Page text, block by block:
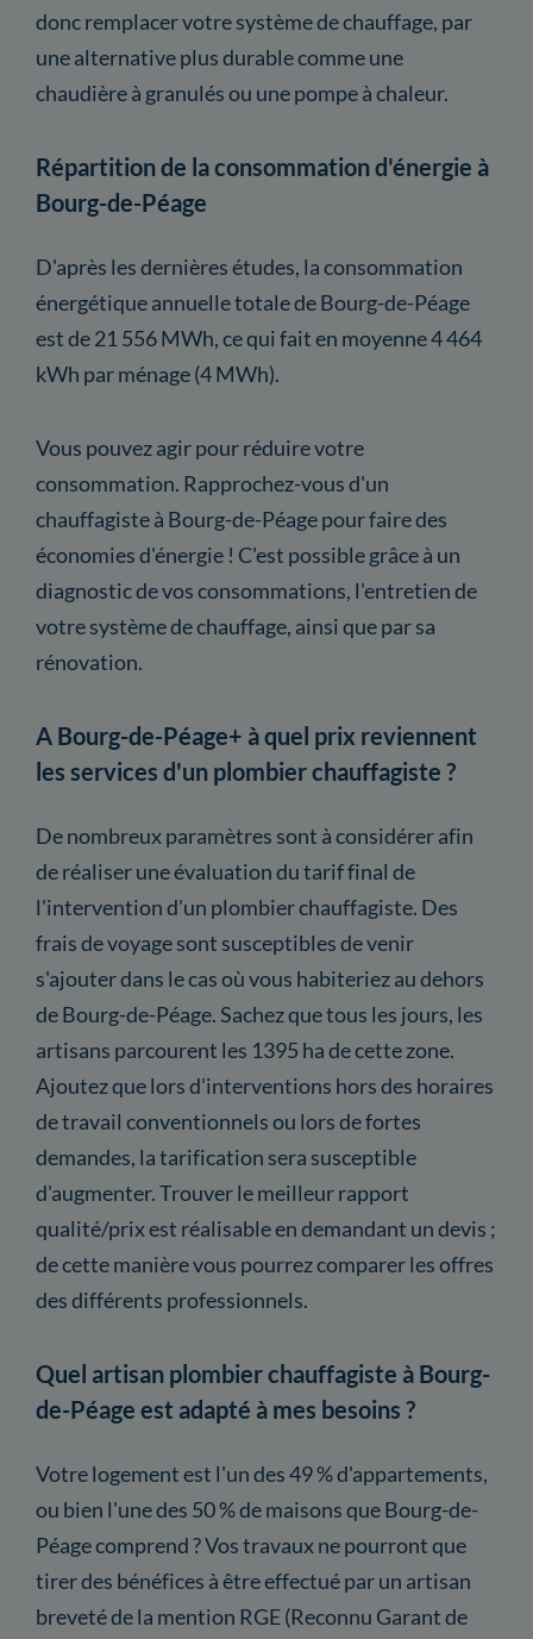
donc remplacer votre système de chauffage, par
une alternative plus durable comme une
chaudière à granulés ou une pompe à chaleur.
Répartition de la consommation d'énergie à
Bourg-de-Péage
D'après les dernières études, la consommation
énergétique annuelle totale de Bourg-de-Péage
est de 21 556 MWh, ce qui fait en moyenne 4 464
kWh par ménage (4 MWh).
Vous pouvez agir pour réduire votre
consommation. Rapprochez-vous d'un
chauffagiste à Bourg-de-Péage pour faire des
économies d'énergie ! C'est possible grâce à un
diagnostic de vos consommations, l'entretien de
votre système de chauffage, ainsi que par sa
rénovation.
A Bourg-de-Péage+ à quel prix reviennent
les services d'un plombier chauffagiste ?
De nombreux paramètres sont à considérer afin
de réaliser une évaluation du tarif final de
l'intervention d'un plombier chauffagiste. Des
frais de voyage sont susceptibles de venir
s'ajouter dans le cas où vous habiteriez au dehors
de Bourg-de-Péage. Sachez que tous les jours, les
artisans parcourent les 1395 ha de cette zone.
Ajoutez que lors d'interventions hors des horaires
de travail conventionnels ou lors de fortes
demandes, la tarification sera susceptible
d'augmenter. Trouver le meilleur rapport
qualité/prix est réalisable en demandant un devis ;
de cette manière vous pourrez comparer les offres
des différents professionnels.
Quel artisan plombier chauffagiste à Bourg-
de-Péage est adapté à mes besoins ?
Votre logement est l'un des 49 % d'appartements,
ou bien l'une des 50 % de maisons que Bourg-de-
Péage comprend ? Vos travaux ne pourront que
tirer des bénéfices à être effectué par un artisan
breveté de la mention RGE (Reconnu Garant de